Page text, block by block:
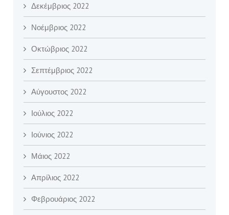
Δεκέμβριος 2022
Νοέμβριος 2022
Οκτώβριος 2022
Σεπτέμβριος 2022
Αύγουστος 2022
Ιούλιος 2022
Ιούνιος 2022
Μάιος 2022
Απρίλιος 2022
Φεβρουάριος 2022